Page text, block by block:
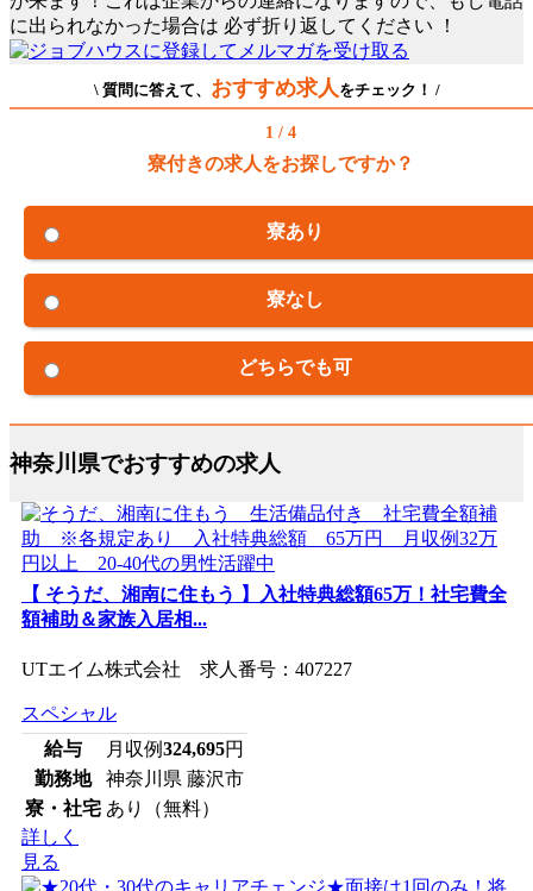
に出られなかった場合は 必ず折り返してください ！
\ 質問に答えて、 おすすめ求人をチェック！ /
1 / 4
寮付きの求人をお探しですか？
寮あり
寮なし
どちらでも可
神奈川県でおすすめの求人
【 そうだ、湘南に住もう 】入社特典総額65万！社宅費全
額補助＆家族入居相...
UTエイム株式会社 求人番号：407227
スペシャル
給与
月収例324,695円
勤務地
神奈川県 藤沢市
寮・社宅 あり（無料）
詳しく
見る